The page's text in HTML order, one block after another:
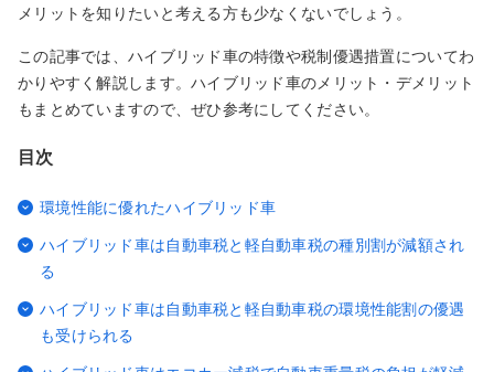
メリットを知りたいと考える方も少なくないでしょう。
この記事では、ハイブリッド車の特徴や税制優遇措置についてわ
かりやすく解説します。ハイブリッド車のメリット・デメリット
もまとめていますので、ぜひ参考にしてください。
目次
環境性能に優れたハイブリッド車
ハイブリッド車は自動車税と軽自動車税の種別割が減額され
る
ハイブリッド車は自動車税と軽自動車税の環境性能割の優遇
も受けられる